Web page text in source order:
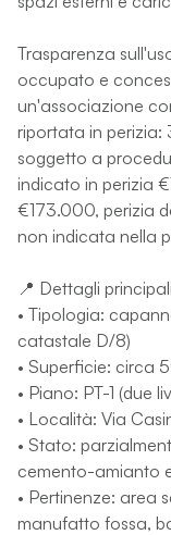
Trasparenza
occupato e
un'associazione
riportata in perizia:
soggetto a
indicato in perizia
€173.000, perizia
non indicata nella
📍 Dettagli
• Tipologia:
catastale D/8)
• Superficie: circa
• Piano: PT-1 (due
• Località: Via
• Stato:
cemento-amianto
• Pertinenze: area
manufatto fossa,